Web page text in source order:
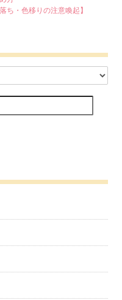
ち・色移りの注意喚起】